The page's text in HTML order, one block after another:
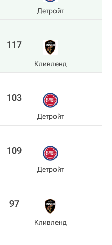
Детройт
117
Кливленд
103
Детройт
109
Детройт
97
Кливленд